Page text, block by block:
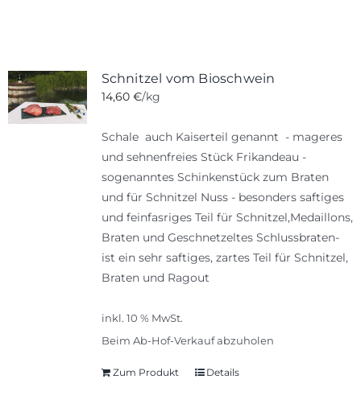
Schnitzel vom Bioschwein
14,60 €/kg
Schale auch Kaiserteil genannt - mageres
und sehnenfreies Stück Frikandeau -
sogenanntes Schinkenstück zum Braten
und für Schnitzel Nuss - besonders saftiges
und feinfasriges Teil für Schnitzel,Medaillons,
Braten und Geschnetzeltes Schlussbraten-
ist ein sehr saftiges, zartes Teil für Schnitzel,
Braten und Ragout
inkl. 10 % MwSt.
Beim Ab-Hof-Verkauf abzuholen
Zum Produkt Details